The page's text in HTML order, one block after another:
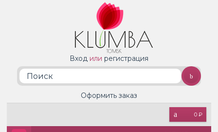
Вход или регистрация
0 ₽
Оформить заказ